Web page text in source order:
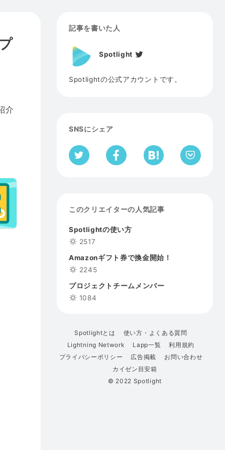
介
記事を書いた人
Spotlight
Spotlightの公式アカウントです。
SNSにシェア
このクリエイターの人気記事
Spotlightの使い方
2517
Amazonギフト券で換金開始！
2245
プロジェクトチームメンバー
1084
Spotlightとは
使い方・よくある質問
Lightning Network
Lapp一覧
利用規約
プライバシーポリシー
広告掲載
お問い合わせ
カイゼン目安箱
© 2022 Spotlight